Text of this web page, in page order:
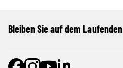
Bleiben Sie auf dem Laufenden